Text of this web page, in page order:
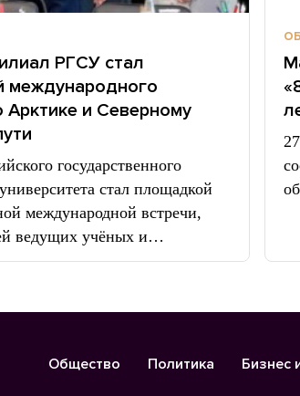
РГСУ стал
международного
Арктике и Северному
государственного
стал площадкой
международной встречи,
ведущих учёных и…
Общество Политика Бизнес